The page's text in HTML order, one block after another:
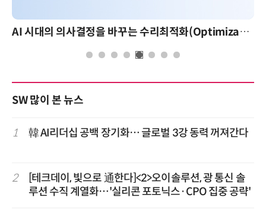
AI 시대의 의사결정을 바꾸는 수리최적화(Optimization): 실제 산업 적용 사례와 활용 전략
SW 많이 본 뉴스
1 韓 AI리더십 공백 장기화… 글로벌 3강 동력 꺼져간다
2
[테크데이, 빛으로 通한다]<2>오이솔루션, 광 통신 솔
루션 수직 계열화…'실리콘 포토닉스·CPO 집중 공략'